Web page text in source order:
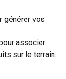
générer vos
associer
sur le terrain.